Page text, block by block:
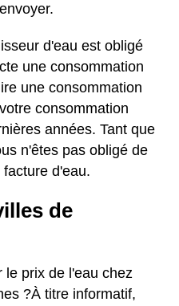
d'eau est obligé
une consommation
une consommation
consommation
années. Tant que
n'êtes pas obligé de
d'eau.
de
le prix de l'eau chez
?À titre informatif,